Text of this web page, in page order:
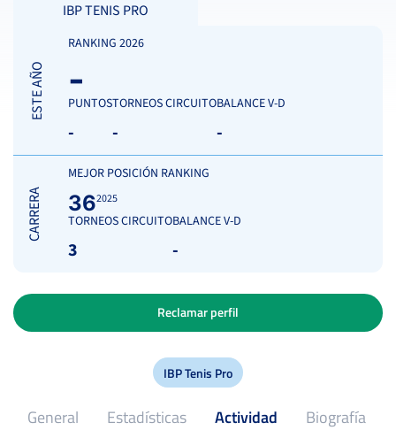
IBP TENIS PRO
ESTE AÑO
RANKING 2026
-
PUNTOS
-
TORNEOS CIRCUITO
-
BALANCE V-D
-
CARRERA
MEJOR POSICIÓN RANKING
362025
TORNEOS CIRCUITO
3
BALANCE V-D
-
IBP Tenis Pro
General Estadísticas Actividad Biografía
Reclamar perfil